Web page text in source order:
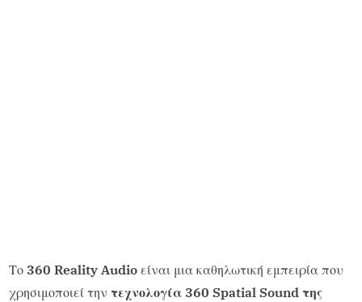
Το 360 Reality Audio είναι μια καθηλωτική εμπειρία που
χρησιμοποιεί την τεχνολογία 360 Spatial Sound της